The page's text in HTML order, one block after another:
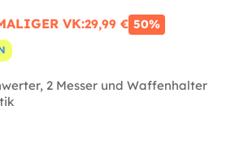
VK:29,99 € 50%
2 Messer und Waffenhalter